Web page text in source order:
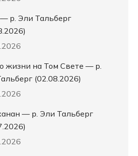
р. Эли Тальберг
жизни на Том Свете — р.
(02.08.2026)
— р. Эли Тальберг